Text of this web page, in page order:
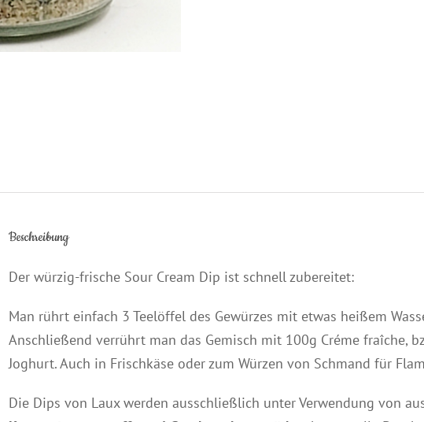
Beschreibung
Der würzig-frische Sour Cream Dip ist schnell zubereitet:
Man rührt einfach 3 Teelöffel des Gewürzes mit etwas heißem
Anschließend verrührt man das Gemisch mit 100g Créme fraîche,
Joghurt. Auch in Frischkäse oder zum Würzen von Schmand für
Die Dips von Laux werden ausschließlich unter Verwendung von